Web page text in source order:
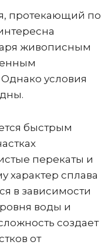
протекающий по
живописным
условия
быстрым
перекаты и
характер сплава
в зависимости
воды и
создает
от